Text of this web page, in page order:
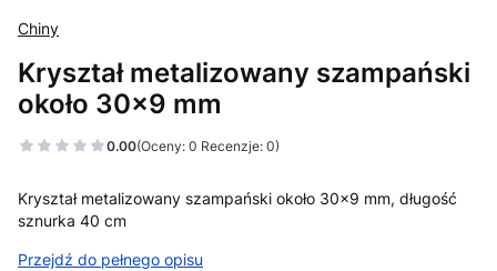
Chiny
Kryształ metalizowany szampański
około 30x9 mm
0.00(Oceny: 0 Recenzje: 0)
Kryształ metalizowany szampański około 30x9 mm, długość
sznurka 40 cm
Przejdź do pełnego opisu